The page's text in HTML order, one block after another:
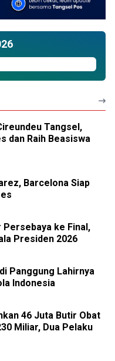
Tangsel,
dan Raih Beasiswa
Barcelona Siap
ke Final,
Presiden 2026
Panggung Lahirnya
Indonesia
46 Juta Butir Obat
Miliar, Dua Pelaku